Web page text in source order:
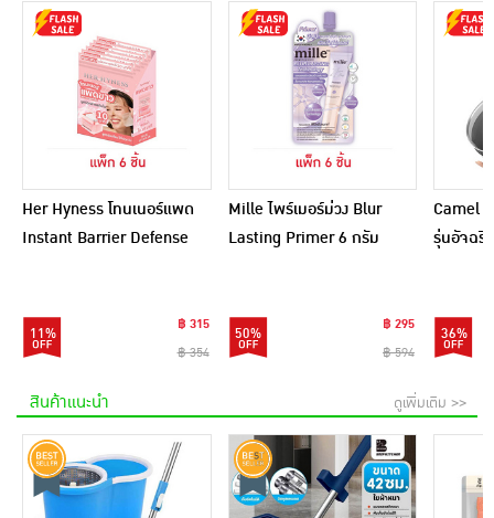
Her Hyness โทนเนอร์แพด
Instant Barrier Defense
11%
฿ 315
฿ 354
Mille ไพร์เมอร์ม่วง Blur
Lasting Primer 6 กรัม
50%
฿ 295
฿ 594
Camel
รุ่นอัจฉริ
36%
สินค้าแนะนำ ดูเพิ่มเติม >>